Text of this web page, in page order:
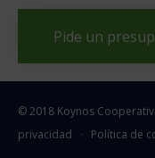
Pide un
© 2018 Koynos
privacidad ∙ Política de